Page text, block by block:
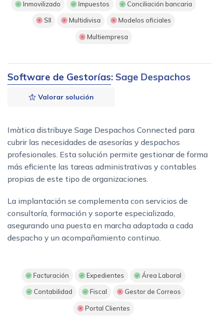
Inmovilizado Impuestos Conciliación bancaria
SII Multidivisa Modelos oficiales
Multiempresa
Software de Gestorías: Sage Despachos
Valorar solución
Imàtica distribuye Sage Despachos Connected para
cubrir las necesidades de asesorías y despachos
profesionales. Esta solución permite gestionar de forma
más eficiente las tareas administrativas y contables
propias de este tipo de organizaciones.
La implantación se complementa con servicios de
consultoría, formación y soporte especializado,
asegurando una puesta en marcha adaptada a cada
despacho y un acompañamiento continuo.
Facturación Expedientes Área Laboral
Contabilidad Fiscal Gestor de Correos
Portal Clientes